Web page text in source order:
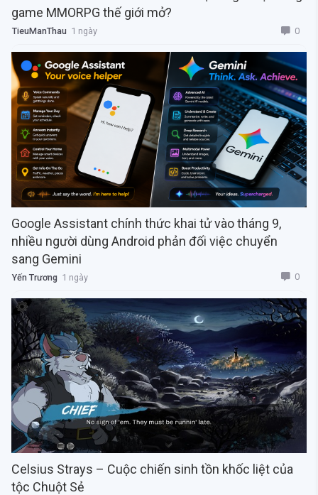
game MMORPG thế giới mở?
TieuManThau 1 ngày 0
Google Assistant chính thức khai tử vào tháng 9,
nhiều người dùng Android phản đối việc chuyển
sang Gemini
Yến Trương 1 ngày 0
Celsius Strays – Cuộc chiến sinh tồn khốc liệt của
tộc Chuột Sẻ